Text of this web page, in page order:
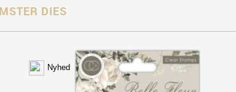
DIES
Nyhed